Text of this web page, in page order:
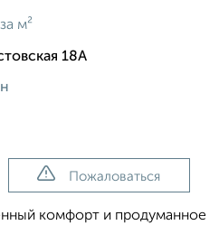
за м²
18А
Пожаловаться
комфорт и продуманное